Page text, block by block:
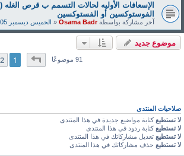
الإسعافات الأوليه لحالات التسمم ب قرص
الفوستوكسين أو الفستوكسين
آخر مشاركة بواسطةOsama Badr
«الخميس ديسمبر 05, 2019 3:03 am
موضوع جديد
91 موضوعًا صفحة1 من7
1
2
صلاحيات المنتدى
لا تستطيعكتابة مواضيع جديدة في هذا المنتدى
لا تستطيعكتابة ردود في هذا المنتدى
لا تستطيعتعديل مشاركاتك في هذا المنتدى
لا تستطيعحذف مشاركاتك في هذا المنتدى